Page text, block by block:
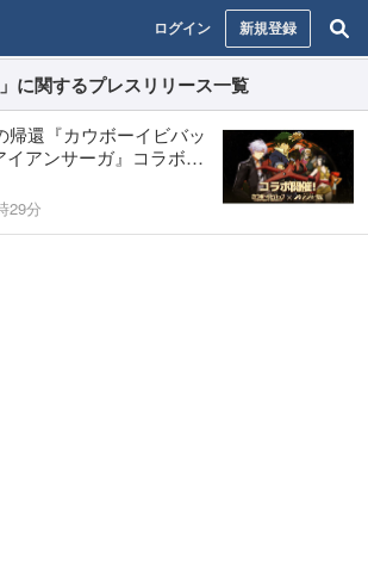
ログイン 新規登録
に関するプレスリリース一覧
帰還『カウボーイビバッ
アンサーガ』コラボ間
29分